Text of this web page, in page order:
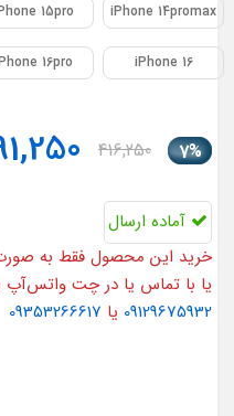
iPhone 14promax
15pro
iPhone 16
16pro
7%
416,250
آماده ارسال
خرید این محصول فقط به صورت
یا با تماس یا در چت واتس‌آپ یا
09129675932 یا 09353266617